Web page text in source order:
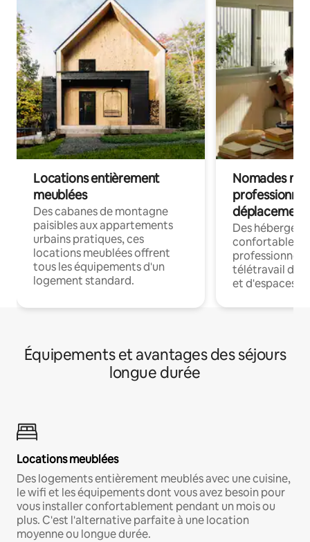
Locations entièrement
meublées
Des cabanes de montagne
paisibles aux appartements
urbains pratiques, ces
locations meublées offrent
tous les équipements d'un
logement standard.
Nomades
déplacement
Des
confortables
professionnels
télétravail
et d'espaces
Équipements et avantages des séjours
longue durée
Locations meublées
Des logements entièrement meublés avec une cuisine,
le wifi et les équipements dont vous avez besoin pour
vous installer confortablement pendant un mois ou
plus. C'est l'alternative parfaite à une location
moyenne ou longue durée.